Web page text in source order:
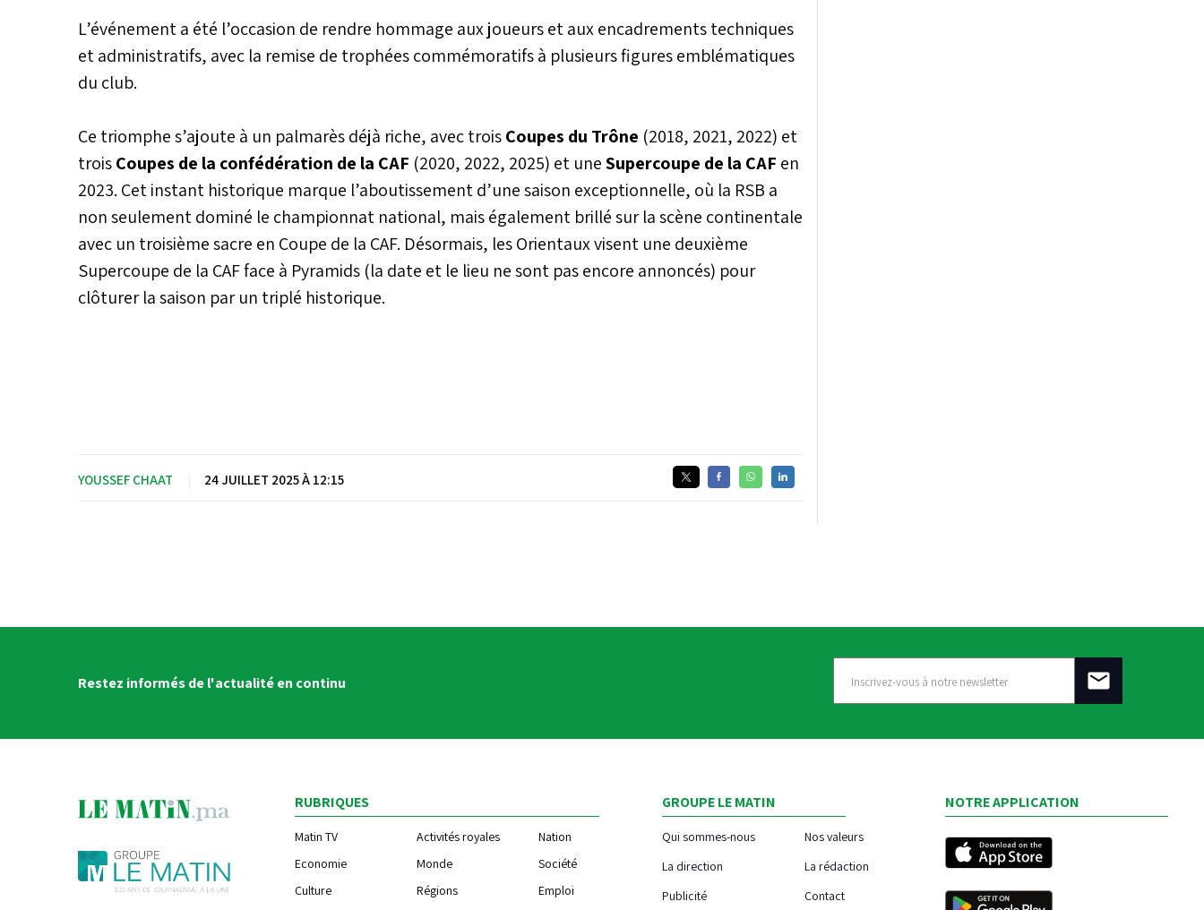
le Wydad.
L’événement a été l’occasion de rendre hommage aux joueurs et aux encadrements techniques
et administratifs, avec la remise de trophées commémoratifs à plusieurs figures emblématiques
du club.
Ce triomphe s’ajoute à un palmarès déjà riche, avec troisCoupes du Trône (2018, 2021, 2022) et
troisCoupes de la confédération de la CAF (2020, 2022, 2025) et uneSupercoupe de la CAF en
2023. Cet instant historique marque l’aboutissement d’une saison exceptionnelle, où la RSB a
non seulement dominé le championnat national, mais également brillé sur la scène continentale
avec un troisième sacre en Coupe de la CAF. Désormais, les Orientaux visent une deuxième
Supercoupe de la CAF face à Pyramids (la date et le lieu ne sont pas encore annoncés) pour
clôturer la saison par un triplé historique.
YOUSSEF CHAAT 24 JUILLET 2025 À 12:15
Restez informés de l'actualité en continu
RUBRIQUES
Matin TV Activités royales
Nation
Economie
Monde
Société
Culture
Régions
Emploi
GROUPE LE MATIN
Qui sommes-nous
Nos valeurs
La direction
La rédaction
Publicité
Contact
NOTRE APPLICATION